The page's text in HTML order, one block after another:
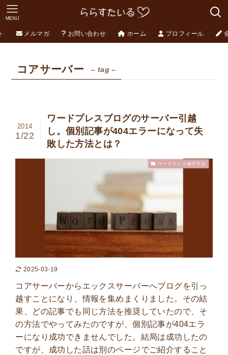
MENU
メルマガ お問い合わせ ホーム プロフィール
コアサーバー – tag –
ワードプレスブログのサーバー引越
し。個別記事が404エラーになって失
敗した方法とは？
2014
1/22
ワードプレス操作方法
2025-03-19
コアサーバーからエックスサーバーへブログを引っ
越すことになり、情報を集めまくりました。その結
果、どの記事でも同じ方法を推奨していたので、そ
の方法でやってみたのですが、個別記事が404エラ
ーになり成功できませんでした。結局は成功したの
ですが、成功した話は別のページでご紹介すること